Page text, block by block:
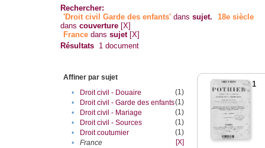
Rechercher:
'Droit civil Garde des enfants' danssujet.
18e siècle
danscouverture [X]
France danssujet [X]
Résultats 1 document
Affiner par sujet
•
Droit civil - Douaire
(1)
•
Droit civil - Garde des enfants(1)
•
Droit civil - Mariage
(1)
•
Droit civil - Sources
(1)
•
Droit coutumier
(1)
•
France
[X]
1